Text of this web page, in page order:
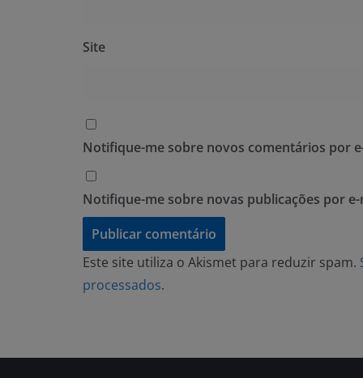
Site
Notifique-me sobre novos comentários por
Notifique-me sobre novas publicações por e-
Este site utiliza o Akismet para reduzir spam.
processados.